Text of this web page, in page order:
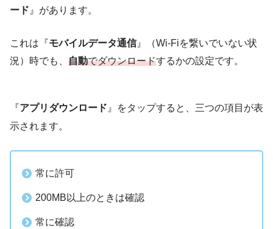
ード 』があります。
これは『モバイルデータ通信』（Wi-Fiを繋いでいない状
況）時でも、 自動でダウンロードするかの設定です。
『アプリダウンロード 』をタップすると、三つの項目が表
示されます。
常に許可
200MB以上のときは確認
常に確認